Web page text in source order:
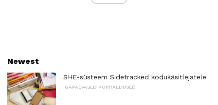
Newest
SHE-süsteem Sidetracked kodukäsitlejatele
IGAPÄEVASED KORRALDUSED